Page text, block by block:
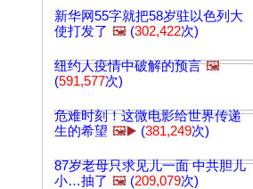
新华网55字就把58岁驻以色列大
使打发了 🖼️ (302,422次)
纽约人疫情中破解的预言 🖼️
(591,577次)
危难时刻！这微电影给世界传递
生的希望 🖼️▶️ (381,249次)
87岁老母只求见儿一面 中共胆儿
小…抽了 🖼️ (209,079次)